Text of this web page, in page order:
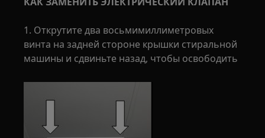
1. Открутите два восьмимиллиметровых
винта на задней стороне крышки стиральной
машины и сдвиньте назад, чтобы освободить